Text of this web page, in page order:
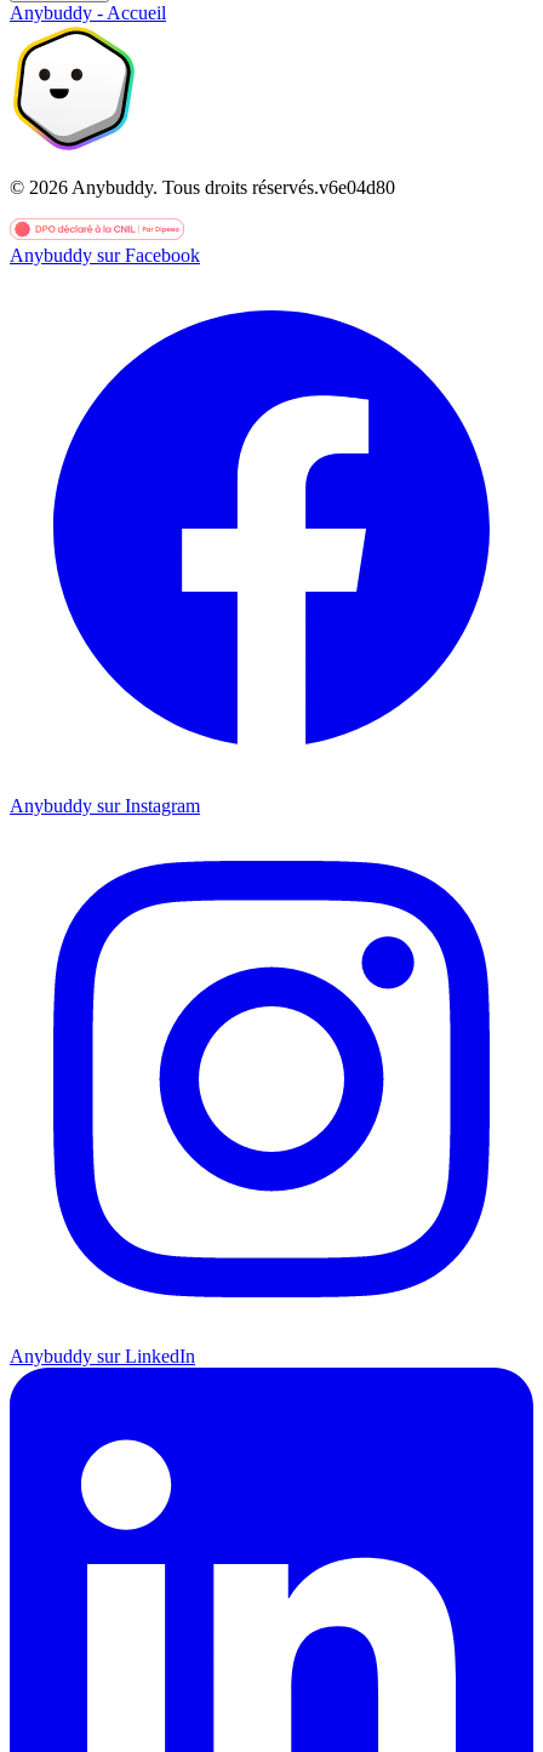
Anybuddy - Accueil
© 2026 Anybuddy. Tous droits réservés.v6e04d80
Anybuddy sur Facebook
Anybuddy sur Instagram
Anybuddy sur LinkedIn